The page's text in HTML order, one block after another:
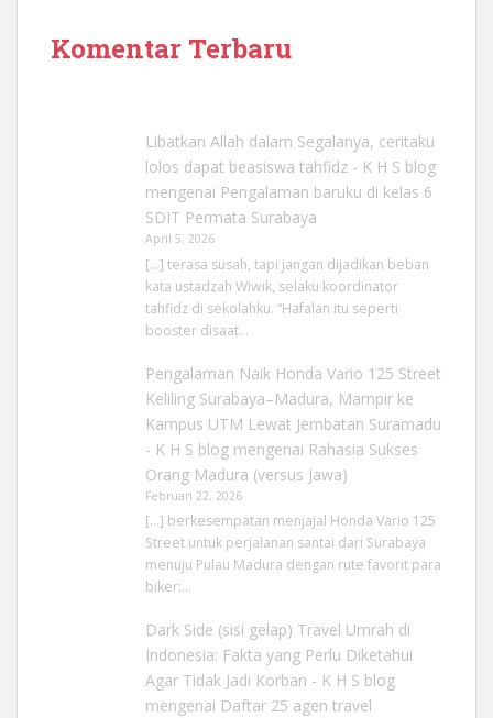
Komentar Terbaru
Libatkan Allah dalam Segalanya, ceritaku
lolos dapat beasiswa tahfidz - K H S blog
mengenai Pengalaman baruku di kelas 6
SDIT Permata Surabaya
April 5, 2026
[…] terasa susah, tapi jangan dijadikan beban
kata ustadzah Wiwik, selaku koordinator
tahfidz di sekolahku. “Hafalan itu seperti
booster disaat…
Pengalaman Naik Honda Vario 125 Street
Keliling Surabaya–Madura, Mampir ke
Kampus UTM Lewat Jembatan Suramadu
- K H S blogmengenai Rahasia Sukses
Orang Madura (versus Jawa)
Februari 22, 2026
[…] berkesempatan menjajal Honda Vario 125
Street untuk perjalanan santai dari Surabaya
menuju Pulau Madura dengan rute favorit para
biker:…
Dark Side (sisi gelap) Travel Umrah di
Indonesia: Fakta yang Perlu Diketahui
Agar Tidak Jadi Korban - K H S blog
mengenai Daftar 25 agen travel